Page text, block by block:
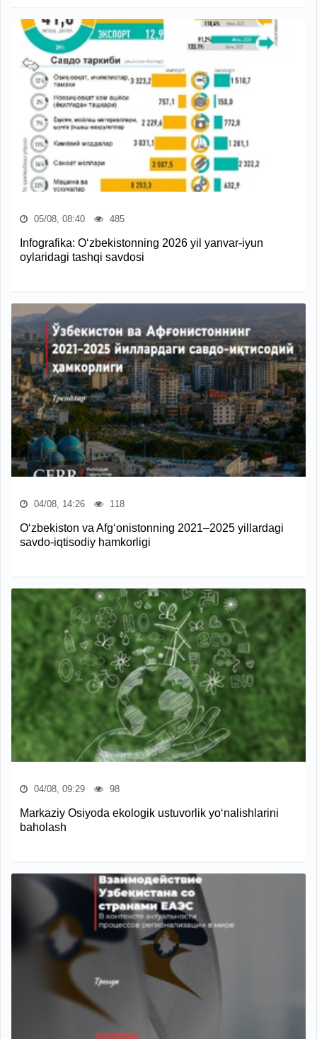
05/08, 08:40 485
Infografika: O‘zbekistonning 2026 yil yanvar-iyun
oylaridagi tashqi savdosi
04/08, 14:26 118
O‘zbekiston va Afg‘onistonning 2021–2025 yillardagi
savdo-iqtisodiy hamkorligi
04/08, 09:29 98
Markaziy Osiyoda ekologik ustuvorlik yo‘nalishlarini
baholash